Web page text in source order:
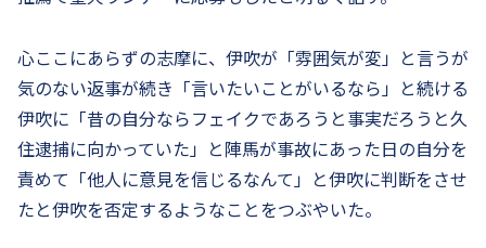
心ここにあらずの志摩に、伊吹が「雰囲気が変」と言うが
気のない返事が続き「言いたいことがいるなら」と続ける
伊吹に「昔の自分ならフェイクであろうと事実だろうと久
住逮捕に向かっていた」と陣馬が事故にあった日の自分を
責めて「他人に意見を信じるなんて」と伊吹に判断をさせ
たと伊吹を否定するようなことをつぶやいた。